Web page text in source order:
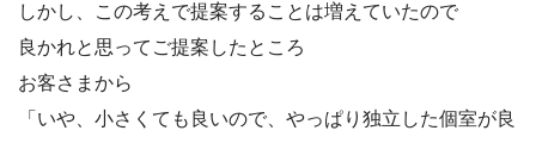
しかし、この考えで提案することは増えていたので
良かれと思ってご提案したところ
お客さまから
「いや、小さくても良いので、やっぱり独立した個室が良